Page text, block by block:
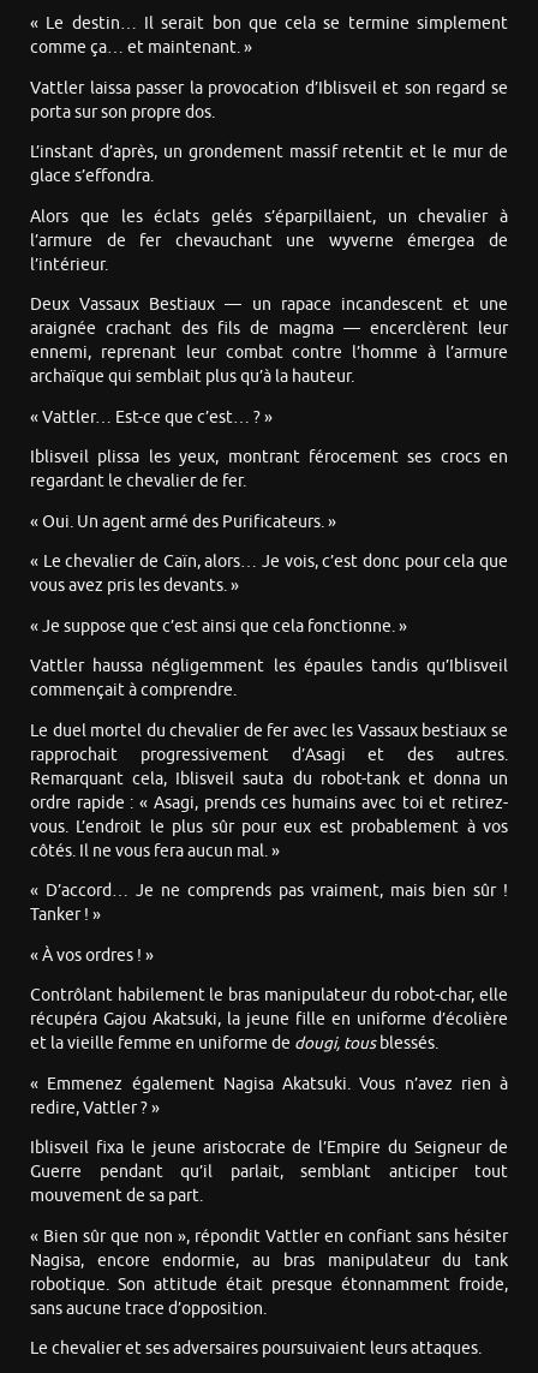
« Le destin… Il serait bon que cela se termine simplement
comme ça… et maintenant. »
Vattler laissa passer la provocation d’Iblisveil et son regard se
porta sur son propre dos.
L’instant d’après, un grondement massif retentit et le mur de
glace s’effondra.
Alors que les éclats gelés s’éparpillaient, un chevalier à
l’armure de fer chevauchant une wyverne émergea de
l’intérieur.
Deux Vassaux Bestiaux — un rapace incandescent et une
araignée crachant des fils de magma — encerclèrent leur
ennemi, reprenant leur combat contre l’homme à l’armure
archaïque qui semblait plus qu’à la hauteur.
« Vattler… Est-ce que c’est… ? »
Iblisveil plissa les yeux, montrant férocement ses crocs en
regardant le chevalier de fer.
« Oui. Un agent armé des Purificateurs. »
« Le chevalier de Caïn, alors… Je vois, c’est donc pour cela que
vous avez pris les devants. »
« Je suppose que c’est ainsi que cela fonctionne. »
Vattler haussa négligemment les épaules tandis qu’Iblisveil
commençait à comprendre.
Le duel mortel du chevalier de fer avec les Vassaux bestiaux se
rapprochait progressivement d’Asagi et des autres.
Remarquant cela, Iblisveil sauta du robot-tank et donna un
ordre rapide : « Asagi, prends ces humains avec toi et retirez-
vous. L’endroit le plus sûr pour eux est probablement à vos
côtés. Il ne vous fera aucun mal. »
« D’accord… Je ne comprends pas vraiment, mais bien sûr !
Tanker ! »
« À vos ordres ! »
Contrôlant habilement le bras manipulateur du robot-char, elle
récupéra Gajou Akatsuki, la jeune fille en uniforme d’écolière
et la vieille femme en uniforme de dougi, tousblessés.
« Emmenez également Nagisa Akatsuki. Vous n’avez rien à
redire, Vattler ? »
Iblisveil fixa le jeune aristocrate de l’Empire du Seigneur de
Guerre pendant qu’il parlait, semblant anticiper tout
mouvement de sa part.
« Bien sûr que non », répondit Vattler en confiant sans hésiter
Nagisa, encore endormie, au bras manipulateur du tank
robotique. Son attitude était presque étonnamment froide,
sans aucune trace d’opposition.
Le chevalier et ses adversaires poursuivaient leurs attaques.